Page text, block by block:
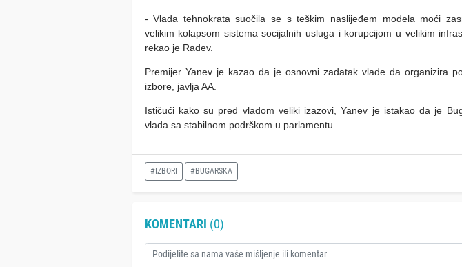
- Vlada tehnokrata suočila se s teškim naslijeđem modela moći
velikim kolapsom sistema socijalnih usluga i korupcijom u velikim
rekao je Radev.
Premijer Yanev je kazao da je osnovni zadatak vlade da organizira
izbore, javlja AA.
Ističući kako su pred vladom veliki izazovi, Yanev je istakao da je
vlada sa stabilnom podrškom u parlamentu.
#IZBORI #BUGARSKA
KOMENTARI (0)